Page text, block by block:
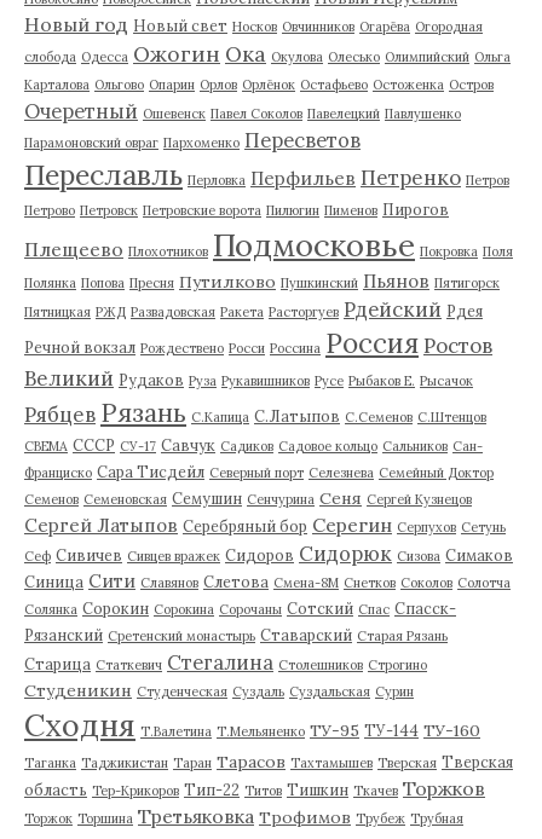
Новый год Новый свет Носков Овчинников Огарёва Огородная
слобода Одесса Ожогин Ока Окулова Олесько Олимпийский Ольга
Карталова Ольгово Опарин Орлов Орлёнок Остафьево Остоженка Остров
Очеретный Ошевенск Павел Соколов Павелецкий Павлушенко
Парамоновский овраг Пархоменко Пересветов
Переславль Перловка Перфильев Петренко Петров
Петрово Петровск Петровские ворота Пилюгин Пименов Пирогов
Плещеево Плохотников Подмосковье Покровка Поля
Полянка Попова Пресня Путилково Пушкинский Пьянов Пятигорск
Пятницкая РЖД Развадовская Ракета Расторгуев Рдейский Рдея
Речной вокзал Рождествено Росси Россина Россия Ростов
Великий Рудаков Руза Рукавишников Русе Рыбаков Е. Рысачок
Рябцев Рязань С.Капица С.Латыпов С.Семенов С.Штенцов
СВЕМА СССР СУ-17 Савчук Садиков Садовое кольцо Сальников Сан-
Франциско Сара Тисдейл Северный порт Селезнева Семейный Доктор
Семенов Семеновская Семушин Сенчурина Сеня Сергей Кузнецов
Сергей Латыпов Серебряный бор Серегин Серпухов Сетунь
Сеф Сивичев Сивцев вражек Сидоров Сидорюк Сизова Симаков
Синица Сити Славянов Слетова Смена-8М Снетков Соколов Солотча
Солянка Сорокин Сорокина Сорочаны Сотский Спас Спасск-
Рязанский Сретенский монастырь Ставарский Старая Рязань
Старица Статкевич Стегалина Столешников Строгино
Студеникин Студенческая Суздаль Суздальская Сурин
Сходня Т.Валетина Т.Мельяненко ТУ-95 ТУ-144 ТУ-160
Таганка Таджикистан Таран Тарасов Тахтамышев Тверская Тверская
область Тер-Крикоров Тип-22 Титов Тишкин Ткачев Торжков
Торжок Торшина Третьяковка Трофимов Трубеж Трубная